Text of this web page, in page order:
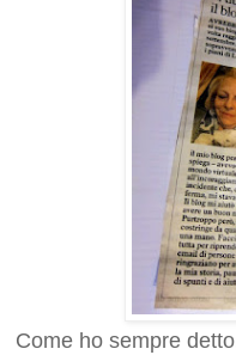
Come ho sempre